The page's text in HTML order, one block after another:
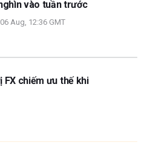
vào tuần trước
06 Aug, 12:36 GMT
FX chiếm ưu thế khi